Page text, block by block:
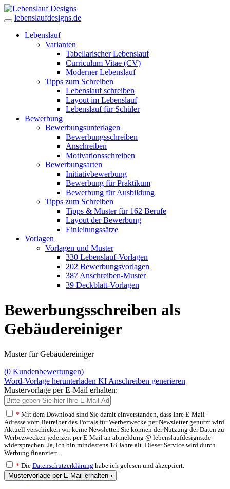
lebenslaufdesigns.de
Lebenslauf
Varianten
Tabellarischer Lebenslauf
Curriculum Vitae (CV)
Moderner Lebenslauf
Tipps zum Schreiben
Lebenslauf schreiben
Layout im Lebenslauf
Lebenslauf für Schüler
Bewerbung
Bewerbungsunterlagen
Bewerbungsschreiben
Anschreiben
Motivationsschreiben
Bewerbungsarten
Initiativbewerbung
Bewerbung für Praktikum
Bewerbung für Ausbildung
Tipps zum Schreiben
Tipps & Muster für 162 Berufe
Layout der Bewerbung
Einleitungssätze
Vorlagen
Vorlagen und Muster
330 Lebenslauf-Vorlagen
202 Bewerbungsvorlagen
387 Anschreiben-Muster
39 Deckblatt-Vorlagen
Bewerbungsschreiben als
Gebäudereiniger
Muster für Gebäudereiniger
(0 Kundenbewertungen)
Word-Vorlage herunterladen KI Anschreiben generieren
Mustervorlage per E-Mail erhalten:
* Mit dem Download sind Sie damit einverstanden, dass Ihre E-Mail-
Adresse vom Betreiber des Portals für Werbezwecke per Newsletter genutzt wird.
Aktuell verschicken wir keine Newsletter. Sie können der Nutzung der Daten zu
Werbezwecken jederzeit per E-Mail an abmeldung @ lebenslaufdesigns.de
widersprechen. Ja, ich bin mindestens 18 Jahre alt. Dieser Service wird durch
Werbung finanziert.
* Die Datenschutzerklärung habe ich gelesen und akzeptiert.
Mustervorlage per E-Mail erhalten ›